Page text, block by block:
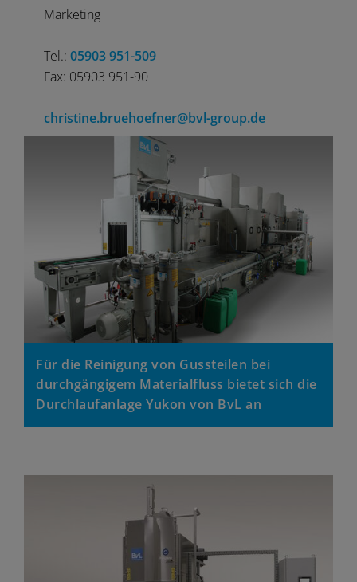
Marketing
Tel.: 05903 951-509
Fax: 05903 951-90
christine.bruehoefner@bvl-group.de